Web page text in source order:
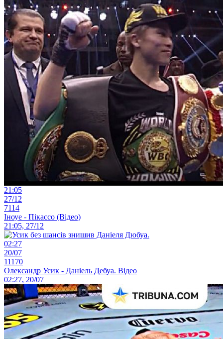
21:05
27/12
7114
Іноуе - Пікассо (Відео)
21:05, 27/12
02:27
20/07
11170
Олександр Усик - Даніель Дебуа. Відео
02:27, 20/07